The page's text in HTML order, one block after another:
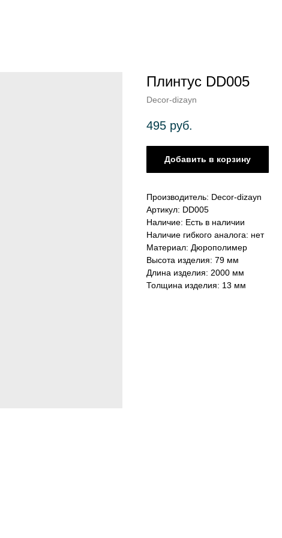
Плинтус DD005
Decor-dizayn
495 руб.
Добавить в корзину
Производитель: Decor-dizayn
Артикул: DD005
Наличие: Есть в наличии
Наличие гибкого аналога: нет
Материал: Дюрополимер
Высота изделия: 79 мм
Длина изделия: 2000 мм
Толщина изделия: 13 мм